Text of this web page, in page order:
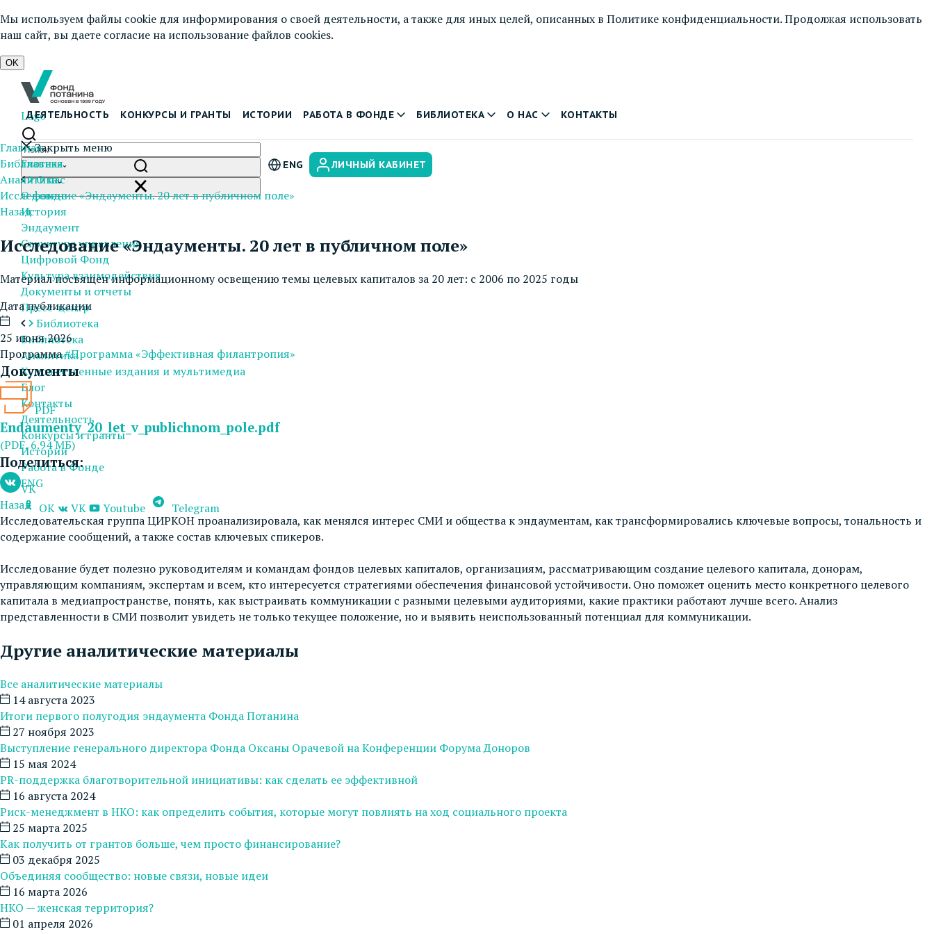
Мы используем файлы cookie для информирования о своей деятельности, а также для иных целей, описанных в Политике конфиденциальности. Продолжая использовать
наш сайт, вы даете согласие на использование файлов cookies.
OK
Logo
ДЕЯТЕЛЬНОСТЬ КОНКУРСЫ И ГРАНТЫ ИСТОРИИ РАБОТА В ФОНДЕ БИБЛИОТЕКА О НАС КОНТАКТЫ
ENG ЛИЧНЫЙ КАБИНЕТ
Закрыть меню
Главная
О нас
О фонде
История
Эндаумент
Структура управления
Цифровой Фонд
Культура взаимодействия
Документы и отчеты
Пресс-центр
Библиотека
Библиотека
Аналитика
Художественные издания и мультимедиа
Блог
Контакты
Деятельность
Конкурсы и гранты
Истории
Работа в Фонде
ENG
OK
VK Youtube Telegram
Главная
Библиотека
Аналитика
Исследование «Эндаументы. 20 лет в публичном поле»
Назад
Исследование «Эндаументы. 20 лет в публичном поле»
Материал посвящен информационному освещению темы целевых капиталов за 20 лет: с 2006 по 2025 годы
Дата публикации
25 июня 2026
Программа#Программа «Эффективная филантропия»
Документы
PDF
Endaumenty_20_let_v_publichnom_pole.pdf
(PDF, 6.94 МБ)
Поделиться:
VK
Назад
Исследовательская группа ЦИРКОН проанализировала, как менялся интерес СМИ и общества к эндаументам, как трансформировались ключевые вопросы, тональность и
содержание сообщений, а также состав ключевых спикеров.
Исследование будет полезно руководителям и командам фондов целевых капиталов, организациям, рассматривающим создание целевого капитала, донорам,
управляющим компаниям, экспертам и всем, кто интересуется стратегиями обеспечения финансовой устойчивости. Оно поможет оценить место конкретного целевого
капитала в медиапространстве, понять, как выстраивать коммуникации с разными целевыми аудиториями, какие практики работают лучше всего. Анализ
представленности в СМИ позволит увидеть не только текущее положение, но и выявить неиспользованный потенциал для коммуникации.
Другие аналитические материалы
Все аналитические материалы
14 августа 2023
Итоги первого полугодия эндаумента Фонда Потанина
27 ноября 2023
Выступление генерального директора Фонда Оксаны Орачевой на Конференции Форума Доноров
15 мая 2024
PR-поддержка благотворительной инициативы: как сделать ее эффективной
16 августа 2024
Риск-менеджмент в НКО: как определить события, которые могут повлиять на ход социального проекта
25 марта 2025
Как получить от грантов больше, чем просто финансирование?
03 декабря 2025
Объединяя сообщество: новые связи, новые идеи
16 марта 2026
НКО — женская территория?
01 апреля 2026